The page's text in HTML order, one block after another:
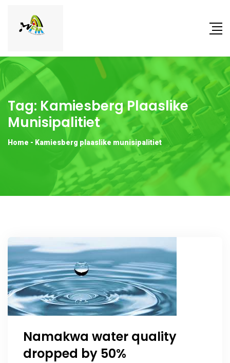
Tag: Kamiesberg Plaaslike
Munisipalitiet
Home - Kamiesberg plaaslike munisipalitiet
Namakwa water quality
dropped by 50%